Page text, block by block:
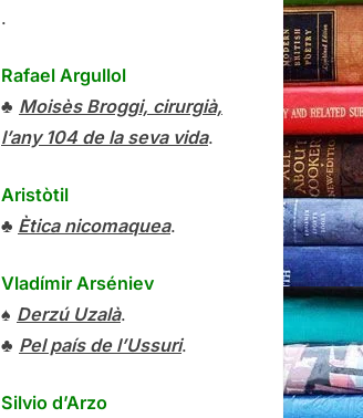
.
Rafael Argullol
♣ Moisès Broggi, cirurgià,
l’any 104 de la seva vida.
Aristòtil
♣ Ètica nicomaquea.
Vladímir Arséniev
♠ Derzú Uzalà.
♣ Pel país de l’Ussuri.
Silvio d’Arzo